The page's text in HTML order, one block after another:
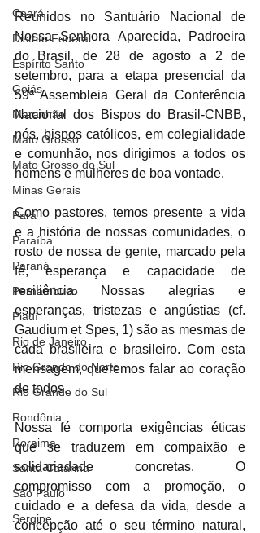
Ceará
Distrito Federal
Espírito Santo
Goiás
Maranhão
Mato Grosso
Mato Grosso do Sul
Minas Gerais
Pará
Paraíba
Paraná
Pernambuco
Piauí
Rio de Janeiro
Rio Grande do Norte
Rio Grande do Sul
Rondônia
Roraima
Santa Catarina
São Paulo
Sergipe
Reunidos no Santuário Nacional de
Nossa Senhora Aparecida, Padroeira
do Brasil, de 28 de agosto a 2 de
setembro, para a etapa presencial da
59ª Assembleia Geral da Conferência
Nacional dos Bispos do Brasil-CNBB,
nós, bispos católicos, em colegialidade
e comunhão, nos dirigimos a todos os
homens e mulheres de boa vontade.
Como pastores, temos presente a vida
e a história de nossas comunidades, o
rosto de nossa de gente, marcado pela
fé, esperança e capacidade de
resiliência. Nossas alegrias e
esperanças, tristezas e angústias (cf.
Gaudium et Spes, 1) são as mesmas de
cada brasileira e brasileiro. Com esta
mensagem, queremos falar ao coração
de todos.
Nossa fé comporta exigências éticas
que se traduzem em compaixão e
solidariedade concretas. O
compromisso com a promoção, o
cuidado e a defesa da vida, desde a
concepção até o seu término natural,